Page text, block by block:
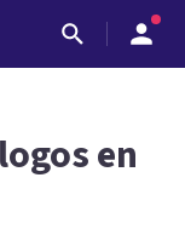
en